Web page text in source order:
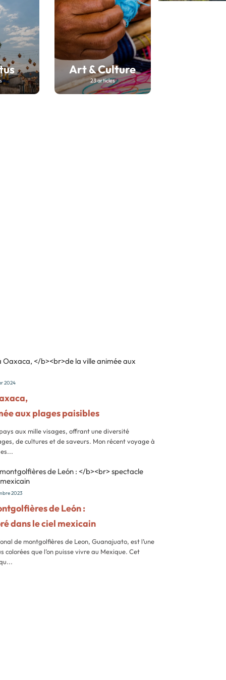
Art & Culture
23 articles
2024
aux plages paisibles
aux mille visages, offrant une diversité
de cultures et de saveurs. Mon récent voyage à
2023
de León :
dans le ciel mexicain
de montgolfières de Leon, Guanajuato, est l’une
colorées que l’on puisse vivre au Mexique. Cet